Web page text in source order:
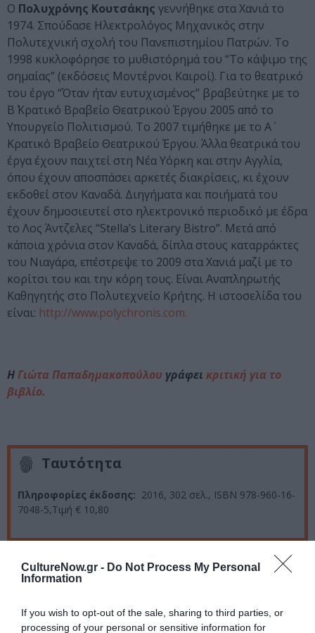
CultureNow.gr - Do Not Process My Personal
Information
If you wish to opt-out of the sale, sharing to third parties, or
processing of your personal or sensitive information for
Ο Πολυχρόνης Κουτσάκης γεννήθηκε στα Χανιά το
1974. Σπούδασε Ηλεκτρολόγος Μηχανικός στην
Πολυτεχνική σχολή του Πανεπιστημίου Πατρών. Το
1998 κυκλοφόρησε το μυθιστόρημά του “Το κάψιμο της
σημαίας” (εκδόσεις Μοντέρνοι Καιροί). Για το θεατρικό
του έργο “Όταν ήταν ευτυχισμένος” βραβεύτηκε με το
Β΄ Κρατικό Βραβείο Θεατρικού Έργου 2005 από το
Υπουργείο Πολιτισμού. Το 2007 τιμήθηκε με το Α΄
Κρατικό Βραβείο Θεατρικού Έργου. Άλλα θεατρικά του
έργα έχουν παιχτεί στη Νέα Υόρκη και στην Αγγλία,
όπου έχουν αποσπάσει αρκετές διακρίσεις, κι έχουν
εκδοθεί στον Καναδά. Διηγήματα και ποιήματά του
έχουν δημοσιευτεί στο ηλεκτρονικό περιοδικό με έδρα
το Λος Άντζελες “Stella’s Literary Bistro”. Mετά από
κάποια χρόνια στον Καναδά, δίπλα στους καταρράκτες
του Νιαγάρα, επέστρεψε το 2009 στα Χανιά μαζί με το
κορίτσι του και την κόρη τους. Είναι Αναπληρωτής
Καθηγητής στο Πολυτεχνείο Κρήτης. Η ιστοσελίδα του
είναι: http://www.polychronis.com.
ΗΓιώτα Παπαδημακοπούλου γράφει κριτική για το
βιβλίο.
Ταυτότητα
Πληροφορίες έκδοσης: 2016, 302 σελ., ISBN 978-960-16-
7048-5,Τιμή € 10,80
Ακολουθήστε το Culturenow.gr στοGoogle Newsκαι
μάθετε πρώτοι όλες τις ειδήσεις
Δείτε όλα τατελευταία νέαγια την Τέχνη και τον
Πολιτισμό στοCulturenow.gr